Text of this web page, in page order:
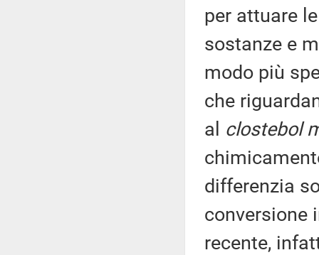
per attuare
sostanze e
modo più
che
al clostebol
differenzia
conversione
recente,